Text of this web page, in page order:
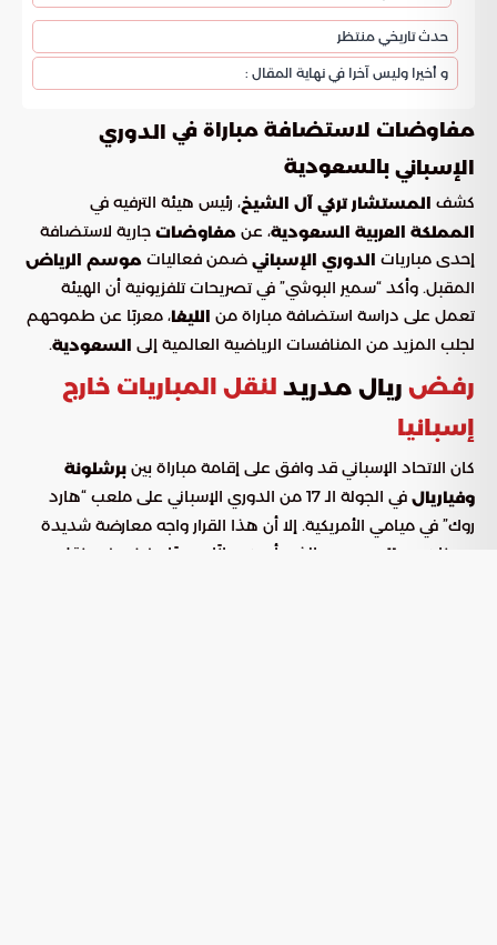
حدث تاريخي منتظر
و أخيرا وليس آخرا في نهاية المقال :
مفاوضات لاستضافة مباراة في الدوري
الإسباني بالسعودية
كشف المستشار تركي آل الشيخ، رئيس هيئة الترفيه في
المملكة العربية السعودية، عن مفاوضات جارية لاستضافة
إحدى مباريات الدوري الإسباني ضمن فعاليات موسم الرياض
المقبل. وأكد “سمير البوشي” في تصريحات تلفزيونية أن الهيئة
تعمل على دراسة استضافة مباراة من الليغا، معربًا عن طموحهم
لجلب المزيد من المنافسات الرياضية العالمية إلى السعودية.
رفض ريال مدريد لنقل المباريات خارج
إسبانيا
كان الاتحاد الإسباني قد وافق على إقامة مباراة بين برشلونة
وفياريال
في الجولة الـ 17 من الدوري الإسباني على ملعب “هارد
روك” في ميامي الأمريكية. إلا أن هذا القرار واجه معارضة شديدة
من نادي
ريال مدريد
، الذي أصدر بيانًا رسميًا يرفض فيه نقل